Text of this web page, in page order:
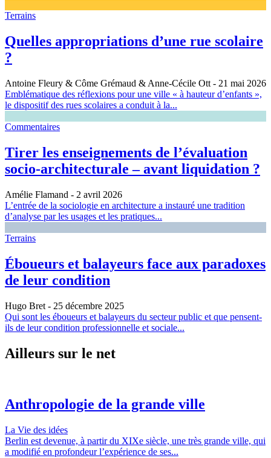
Terrains
Quelles appropriations d’une rue scolaire
?
Antoine Fleury & Côme Grémaud & Anne-Cécile Ott - 21 mai 2026
Emblématique des réflexions pour une ville « à hauteur d’enfants »,
le dispositif des rues scolaires a conduit à la...
Commentaires
Tirer les enseignements de l’évaluation
socio-architecturale – avant liquidation ?
Amélie Flamand - 2 avril 2026
L’entrée de la sociologie en architecture a instauré une tradition
d’analyse par les usages et les pratiques...
Terrains
Éboueurs et balayeurs face aux paradoxes
de leur condition
Hugo Bret - 25 décembre 2025
Qui sont les éboueurs et balayeurs du secteur public et que pensent-
ils de leur condition professionnelle et sociale...
Ailleurs sur le net
Anthropologie de la grande ville
La Vie des idées
Berlin est devenue, à partir du XIXe siècle, une très grande ville, qui
a modifié en profondeur l’expérience de ses...